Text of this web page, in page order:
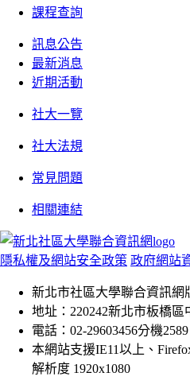
課程查詢
訊息公告
最新消息
近期活動
社大一覽
社大法規
常見問題
相關連結
隱私權及網站安全政策 政府網站
新北市社區大學聯合資訊網
地址：220242新北市板橋區
電話：02-29603456分機2589
本網站支援IE11以上、
解析度 1920x1080